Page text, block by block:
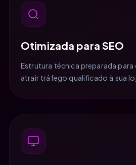
Otimizada para SEO
Estrutura técnica preparada
atrair tráfego qualificado à sua